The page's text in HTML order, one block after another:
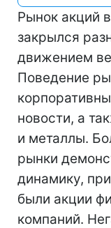
Рынок акций
закрылся
движением
Поведение
новости, а
и металлы.
рынки
динамику,
были акции
компаний.